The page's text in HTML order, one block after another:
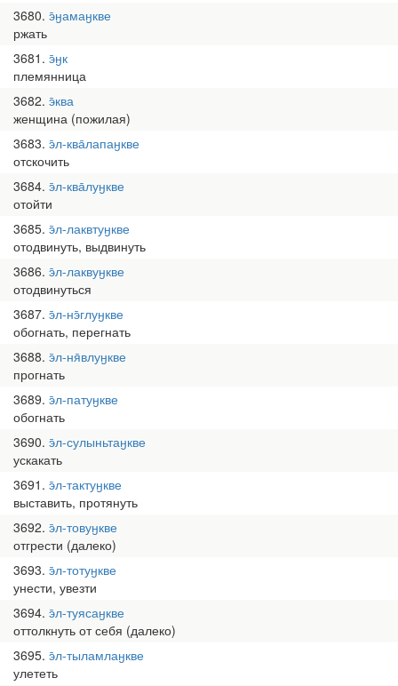
3680 э̄ӈамаӈкве
ржать
3681 э̄ӈк
племянница
3682 э̄ква
женщина (пожилая)
3683 э̄л-ква̄лапаӈкве
отскочить
3684 э̄л-ква̄луӈкве
отойти
3685 э̄л-лаквтуӈкве
отодвинуть, выдвинуть
3686 э̄л-лаквуӈкве
отодвинуться
3687 э̄л-нэ̄глуӈкве
обогнать, перегнать
3688 э̄л-ня̄влуӈкве
прогнать
3689 э̄л-патуӈкве
обогнать
3690 э̄л-сулыньтаӈкве
ускакать
3691 э̄л-тактуӈкве
выставить, протянуть
3692 э̄л-товуӈкве
отгрести (далеко)
3693 э̄л-тотуӈкве
унести, увезти
3694 э̄л-туясаӈкве
оттолкнуть от себя (далеко)
3695 э̄л-тыламлаӈкве
улететь